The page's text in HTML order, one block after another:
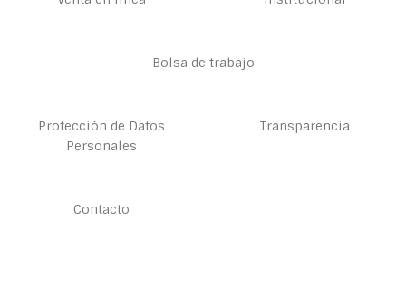
Bolsa de trabajo
Protección de Datos
Personales
Transparencia
Contacto